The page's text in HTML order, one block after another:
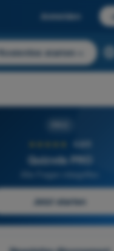
Anmelden
Kostenlos starten
4,6/5
Quizvds PRO
Alle Fragen inbegriffen
Jetzt starten